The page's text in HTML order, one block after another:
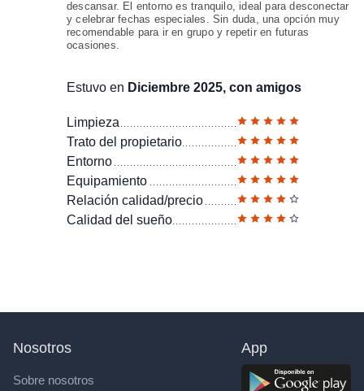
descansar. El entorno es tranquilo, ideal para desconectar
y celebrar fechas especiales. Sin duda, una opción muy
recomendable para ir en grupo y repetir en futuras
ocasiones.
Estuvo en Diciembre 2025, con amigos
Limpieza
Trato del propietario
Entorno
Equipamiento
Relación calidad/precio
Calidad del sueño
Nosotros
Sobre nosotros
App